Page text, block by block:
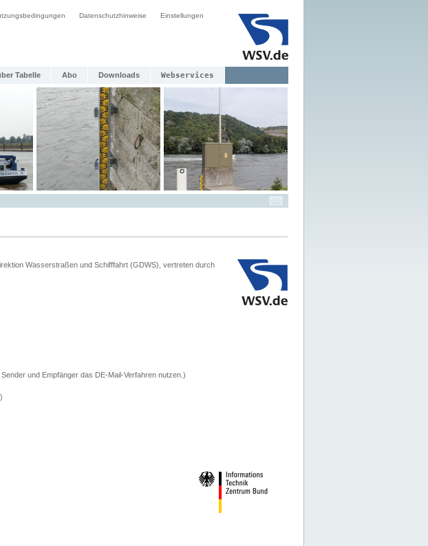
Datenschutzhinweise Einstellungen
Tabelle Abo Downloads Webservices
Wasserstraßen und Schifffahrt (GDWS), vertreten durch
und Empfänger das DE-Mail-Verfahren nutzen.)